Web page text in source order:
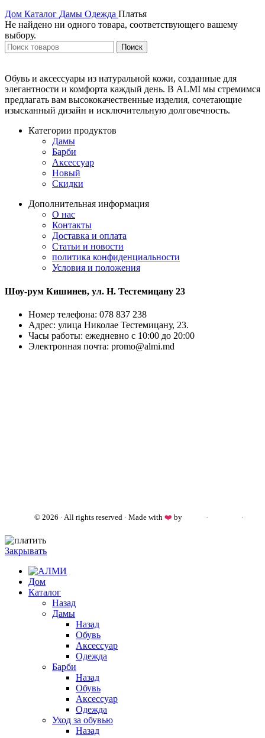
Дом Каталог Дамы Одежда Платья
Не найдено ни одного товара, соответствующего вашему
выбору.
Поиск
Обувь и аксессуары из натуральной кожи, созданные для
элегантности и комфорта каждый день. В ALMI мы стремимся
предлагать вам высококачественные изделия, сочетающие
изысканный дизайн и исключительную долговечность.
Категории продуктов
Дамы
Барби
Аксессуар
Новый
Скидки
Дополнительная информация
О нас
Контакты
Доставка и оплата
Статьи и новости
политика конфиденциальности
Условия и положения
Шоу-рум Кишинев, ул. Н. Тестемицану 23
Номер телефона: 078 837 238
Адрес: улица Николае Тестемицану, 23.
Часы работы: ежедневно с 10:00 до 20:00
Электронная почта: promo@almi.md
© 2026 · All rights reserved · Made with ❤️ by ·
·
Закрывать
Дом
Каталог
Назад
Дамы
Назад
Обувь
Аксессуар
Одежда
Барби
Назад
Обувь
Аксессуар
Одежда
Уход за обувью
Назад